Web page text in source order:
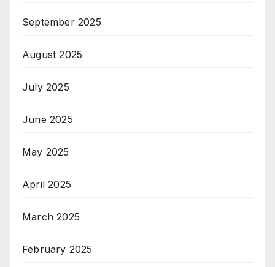
September 2025
August 2025
July 2025
June 2025
May 2025
April 2025
March 2025
February 2025